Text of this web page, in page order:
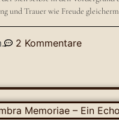
und Trauer wie Freude
2 Kommentare